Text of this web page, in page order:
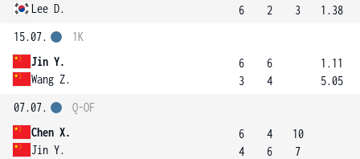
Lee D.
6
2
3
1.38
15.07.
Jin Y.
Wang Z.
1K
6
3
6
4
1.11
5.05
07.07.
Chen X.
Jin Y.
Q-OF
6
4
4
6
10
7